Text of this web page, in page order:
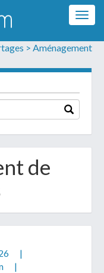
> Aménagement
de
|
|